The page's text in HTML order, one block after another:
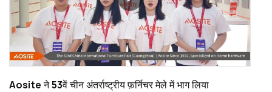
Aosite ने 53वें चीन अंतर्राष्ट्रीय फ़र्निचर मेले में भाग लिया